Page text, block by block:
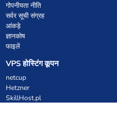
गोपनीयता नीति
सर्वर सूची संग्रह
आंकड़े
ज्ञानकोष
फाइलें
VPS होस्टिंग कूपन
netcup
Hetzner
SkillHost.pl